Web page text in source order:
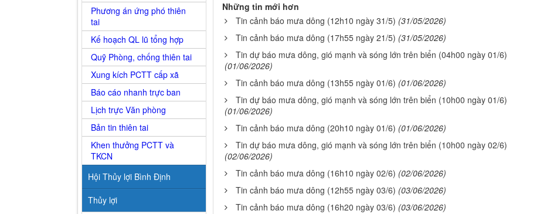
Những tin mới hơn
Tin cảnh báo mưa dông (12h10 ngày 31/5) (31/05/2026)
Tin cảnh báo mưa dông (17h55 ngày 21/5) (31/05/2026)
Tin dự báo mưa dông, gió mạnh và sóng lớn trên biển (04h00 ngày 01/6)
(01/06/2026)
Tin cảnh báo mưa dông (13h55 ngày 01/6) (01/06/2026)
Tin dự báo mưa dông, gió mạnh và sóng lớn trên biển (10h00 ngày 01/6)
(01/06/2026)
Tin cảnh báo mưa dông (20h10 ngày 01/6) (01/06/2026)
Tin dự báo mưa dông, gió mạnh và sóng lớn trên biển (10h00 ngày 02/6)
(02/06/2026)
Tin cảnh báo mưa dông (16h10 ngày 02/6) (02/06/2026)
Tin cảnh báo mưa dông (12h55 ngày 03/6) (03/06/2026)
Tin cảnh báo mưa dông (16h20 ngày 03/6) (03/06/2026)
Phương án ứng phó thiên
tai
Kế hoạch QL lũ tổng hợp
Quỹ Phòng, chống thiên tai
Xung kích PCTT cấp xã
Báo cáo nhanh trực ban
Lịch trực Văn phòng
Bản tin thiên tai
Khen thưởng PCTT và
TKCN
Hội Thủy lợi Bình Định
Thủy lợi